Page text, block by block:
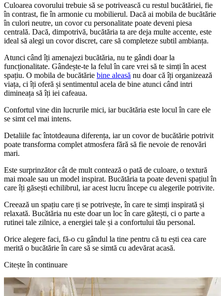
Culoarea covorului trebuie să se potrivească cu restul bucătăriei, fie
în contrast, fie în armonie cu mobilierul. Dacă ai mobila de bucătărie
în culori neutre, un covor cu personalitate poate deveni piesa
centrală. Dacă, dimpotrivă, bucătăria ta are deja multe accente, este
ideal să alegi un covor discret, care să completeze subtil ambianța.
Atunci când îți amenajezi bucătăria, nu te gândi doar la
funcționalitate. Gândește-te la felul în care vrei să te simți în acest
spațiu. O mobila de bucătărie bine aleasă nu doar că îți organizează
viața, ci îți oferă și sentimentul acela de bine atunci când intri
dimineața să îți iei cafeaua.
Confortul vine din lucrurile mici, iar bucătăria este locul în care ele
se simt cel mai intens.
Detaliile fac întotdeauna diferența, iar un covor de bucătărie potrivit
poate transforma complet atmosfera fără să fie nevoie de renovări
mari.
Este surprinzător cât de mult contează o pată de culoare, o textură
mai moale sau un model inspirat. Bucătăria ta poate deveni spațiul în
care îți găsești echilibrul, iar acest lucru începe cu alegerile potrivite.
Creează un spațiu care ți se potrivește, în care te simți inspirată și
relaxată. Bucătăria nu este doar un loc în care gătești, ci o parte a
rutinei tale zilnice, a energiei tale și a confortului tău personal.
Orice alegere faci, fă-o cu gândul la tine pentru că tu ești cea care
merită o bucătărie în care să se simtă cu adevărat acasă.
Citește în continuare